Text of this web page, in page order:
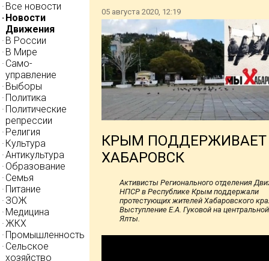
Все новости
Новости
Движения
В России
В Мире
Само-
управление
Выборы
Политика
Политические
репрессии
Религия
Культура
Антикультура
Образование
Семья
Питание
ЗОЖ
Медицина
ЖКХ
Промышленность
Сельское
хозяйство
05 августа 2020, 12:19
КРЫМ ПОДДЕРЖИВАЕТ
ХАБАРОВСК
Активисты Регионального отделения
НПСР в Республике Крым поддержали
протестующих жителей Хабаровского
Выступление Е.А. Гуковой на
Ялты.